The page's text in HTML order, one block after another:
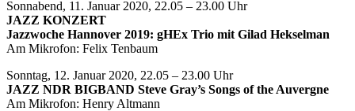
Sonnabend, 11. Januar 2020, 22.05 – 23.00 Uhr
JAZZ KONZERT
Jazzwoche Hannover 2019: gHEx Trio mit Gilad Hekselman
Am Mikrofon: Felix Tenbaum
Sonntag, 12. Januar 2020, 22.05 – 23.00 Uhr
JAZZ NDR BIGBAND Steve Gray’s Songs of the Auvergne
Am Mikrofon: Henry Altmann